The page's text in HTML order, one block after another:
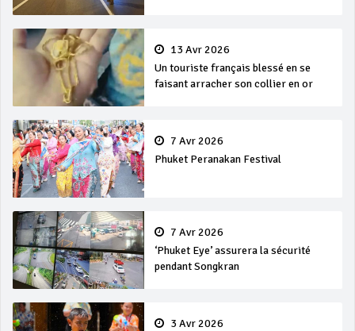
13 Avr 2026
Un touriste français blessé en se
faisant arracher son collier en or
7 Avr 2026
Phuket Peranakan Festival
7 Avr 2026
‘Phuket Eye’ assurera la sécurité
pendant Songkran
3 Avr 2026